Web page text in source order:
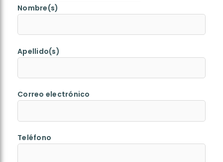
Nombre(s)
Apellido(s)
Correo electrónico
Teléfono